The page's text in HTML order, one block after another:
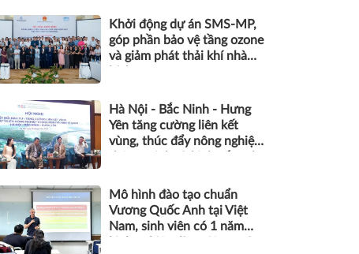
Khởi động dự án SMS-MP,
góp phần bảo vệ tầng ozone
và giảm phát thải khí nhà
Hà Nội - Bắc Ninh - Hưng
Yên tăng cường liên kết
vùng, thúc đẩy nông nghiệp
Mô hình đào tạo chuẩn
Vương Quốc Anh tại Việt
Nam, sinh viên có 1 năm